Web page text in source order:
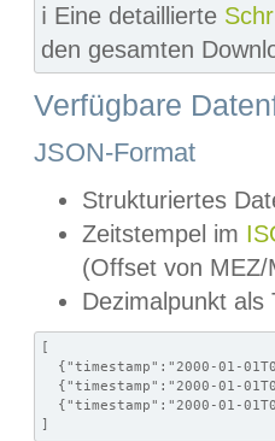
ℹ️ Eine detaillierte
den gesamten
Verfügbare
JSON-Format
Strukturiertes
Zeitstempel im
(Offset von MEZ/
Dezimalpunkt als
[
{"timestamp":"2000-01-
{"timestamp":"2000-01-
{"timestamp":"2000-01-
]